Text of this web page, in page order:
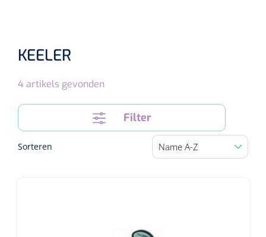
Speculaire Microscopen
Optotypeschermen
KEELER
4 artikels gevonden
Filter
Sorteren